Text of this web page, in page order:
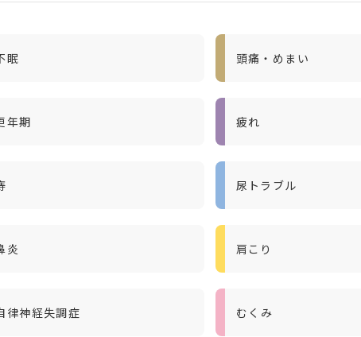
眠 頭痛・めまい
年期 疲れ
尿トラブル
炎 肩こり
律神経失調症 むくみ